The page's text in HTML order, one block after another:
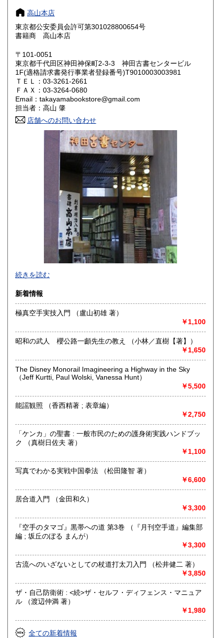
奈良県
鳥取県
岡山県 924円 広島県 924円
山口県 924円
香川県 924円 愛媛県
高知県 924円
1,089円 長崎県
1,089円 大分県
109円 鹿児島県
1,364円
高山本店
東京都公安委員会許可第301028800654号
書籍商 高山本店
〒101-0051
東京都千代田区神田神保町2-3-3 神田古書センタービル
1F(適格請求書発行事業者登録番号)T9010003003981
ＴＥＬ：03-3261-2661
ＦＡＸ：03-3264-0680
Email：takayamabookstore@gmail.com
担当者：高山 肇
店舗へのお問い合わせ
当店は武道、能楽、料理、美術を専門に扱っております。神
保町の駅から徒歩一分。
都内近郊であれば無料で出張いたしますので、まずはご相談
ください。
定であれば、出張査定のほかにも、店頭・メールでの査定も
無料で行っております。
沿線名：都営新宿・三田線 営団半蔵門線
最寄駅：神保町駅徒歩1分
営業時間：11:00-18:00
書籍の買取について
いたします
(レコードは買い取りしておりません)
歴史、美術工芸、古典籍、近代文献、古書一般（その他）
続きを読む
新着情報
極真空手実技入門 （盧山初雄 著）
￥1,100
昭和の武人 櫻公路一顱先生の教え （小林／直樹【著】）
￥1,650
The Disney Monorail Imagineering a Highway in the Sky
（Jeff Kurtti, Paul Wolski, Vanessa Hunt）
￥5,500
能謡観照 （香西精著 ; 表章編）
￥2,750
「ケンカ」の聖書 : 一般市民のための護身術実践ハンドブッ
ク （真樹日佐夫 著）
￥1,100
写真でわかる実戦中国拳法 （松田隆智 著）
￥6,600
居合道入門 （金田和久）
￥3,300
『空手のタマゴ』黒帯への道 第3巻 （『月刊空手道』編集部
編 ; 坂丘のぼる まんが）
￥3,300
古流へのいざないとしての杖道打太刀入門 （松井健二 著）
￥3,850
ザ・自己防衛術 : <続>ザ・セルフ・ディフェンス・マニュア
ル （渡辺仲満 著）
￥1,980
全ての新着情報